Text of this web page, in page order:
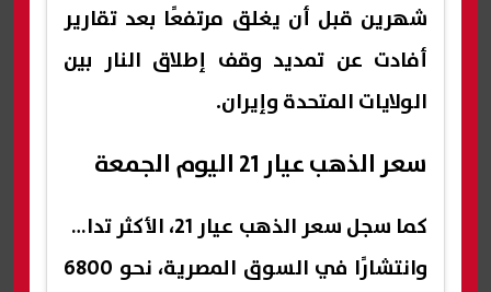
شهرين قبل أن يغلق مرتفعًا بعد تقارير
أفادت عن تمديد وقف إطلاق النار بين
الولايات المتحدة وإيران.
سعر الذهب عيار 21 اليوم الجمعة
كما سجل سعر الذهب عيار 21، الأكثر تداولًا
وانتشارًا في السوق المصرية، نحو 6800